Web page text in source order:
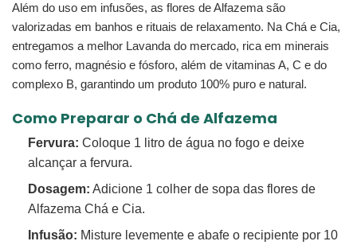
Além do uso em infusões, as flores de Alfazema são
valorizadas em banhos e rituais de relaxamento. Na Chá e Cia,
entregamos a melhor Lavanda do mercado, rica em minerais
como ferro, magnésio e fósforo, além de vitaminas A, C e do
complexo B, garantindo um produto 100% puro e natural.
Como Preparar o Chá de Alfazema
Fervura: Coloque 1 litro de água no fogo e deixe
alcançar a fervura.
Dosagem: Adicione 1 colher de sopa das flores de
Alfazema Chá e Cia.
Infusão: Misture levemente e abafe o recipiente por 10